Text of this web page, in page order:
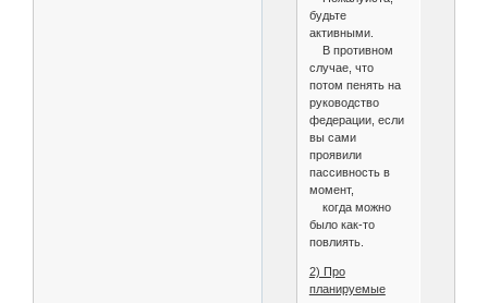
Щербинин Николай
Юдаков Алексей
Якименко
будьте
активными.
В противном
случае, что
потом пенять на
руководство
федерации, если
вы сами
проявили
пассивность в
момент,
когда можно
было как-то
повлиять.
2) Про
планируемые